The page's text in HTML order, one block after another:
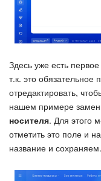
Здесь уже есть
т.к. это
отредактировать,
нашем примере
носителя. Для этого
отметить это поле и
название и сохраняем.